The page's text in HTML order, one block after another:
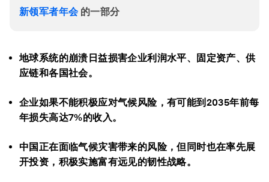
新领军者年会的一部分
地球系统的崩溃日益损害企业利润水平、固定资产、供
应链和各国社会。
企业如果不能积极应对气候风险，有可能到2035年前每
年损失高达7%的收入。
中国正在面临气候灾害带来的风险，但同时也在率先展
开投资，积极实施富有远见的韧性战略。